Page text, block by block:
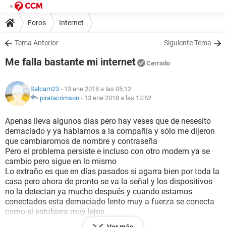
Foros Internet
Tema Anterior Siguiente Tema
Me falla bastante mi internet Cerrado
Salcam23 - 13 ene 2018 a las 05:12
piratacrimson - 13 ene 2018 a las 12:52
Apenas lleva algunos días pero hay veses que de nesesito
demaciado y ya hablamos a la compañía y sólo me dijeron
que cambiaromos de nombre y contraseña
Pero el problema persiste e incluso con otro modem ya se
cambio pero sigue en lo mismo
Lo extraño es que en días pasados si agarra bien por toda la
casa pero ahora de pronto se va la señal y los dispositivos
no la detectan ya mucho después y cuando estamos
conectados esta demaciado lento muy a fuerza se conecta
como si estubiera muy lejos
Como digo agarraba exelente en todos lados pero ahora